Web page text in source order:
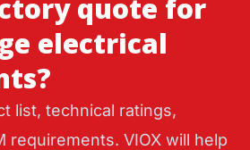
quote for
electrical
list, technical ratings,
requirements. VIOX will help